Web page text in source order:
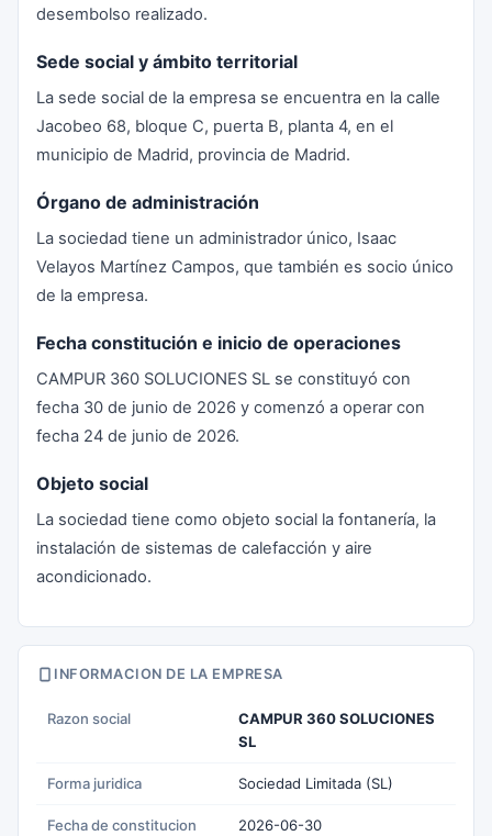
desembolso realizado.
Sede social y ámbito territorial
La sede social de la empresa se encuentra en la calle
Jacobeo 68, bloque C, puerta B, planta 4, en el
municipio de Madrid, provincia de Madrid.
Órgano de administración
La sociedad tiene un administrador único, Isaac
Velayos Martínez Campos, que también es socio único
de la empresa.
Fecha constitución e inicio de operaciones
CAMPUR 360 SOLUCIONES SL se constituyó con
fecha 30 de junio de 2026 y comenzó a operar con
fecha 24 de junio de 2026.
Objeto social
La sociedad tiene como objeto social la fontanería, la
instalación de sistemas de calefacción y aire
acondicionado.
INFORMACION DE LA EMPRESA
Razon social
CAMPUR 360 SOLUCIONES
SL
Forma juridica Sociedad Limitada (SL)
Fecha de constitucion 2026-06-30